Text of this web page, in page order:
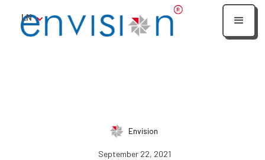
LN
Envision
September 22, 2021